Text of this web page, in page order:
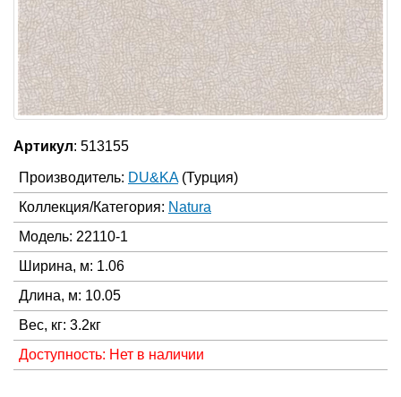
Артикул: 513155
Производитель: DU&KA (Турция)
Коллекция/Категория: Natura
Модель: 22110-1
Ширина, м: 1.06
Длина, м: 10.05
Вес, кг: 3.2кг
Доступность: Нет в наличии